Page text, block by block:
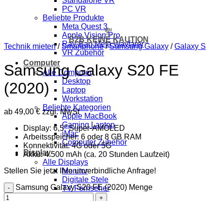
PC VR
Beliebte Produkte
Meta Quest 3
Apple Vision Pro
Ray-Ban Meta Wayfarer
VR Zubehör
Computer
Alle Computer
Desktop
Laptop
Workstation
Beliebte Kategorien
Apple MacBook
Gaming Laptop
iMac
Computer Zubehör
Display
Alle Displays
Monitor
Digitale Stele
TV Fernseher
💸
B2B KEINE KAUTION
Technik mieten / Smartphone / Samsung Galaxy / Galaxy S
Samsung Galaxy S20 FE
(2020)
ab 49,00€ zzgl. MwSt
Display: 6,5″ Super-AMOLED
Arbeitsspeicher: 6 oder 8 GB RAM
Konnektivität: 4G oder 5G
Akku: 4.500 mAh (ca. 20 Stunden Laufzeit)
Stellen Sie jetzt Ihre unverbindliche Anfrage!
Samsung Galaxy S20 FE (2020) Menge